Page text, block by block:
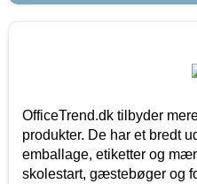
OfficeTrend.dk tilbyder
produkter. De har et bredt
emballage, etiketter og
skolestart, gæstebøger og